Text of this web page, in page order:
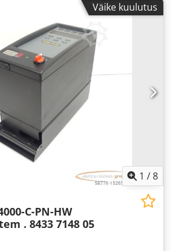
Väike kuulutus
1 /8
C-PN-HW
. 8433 7148 05